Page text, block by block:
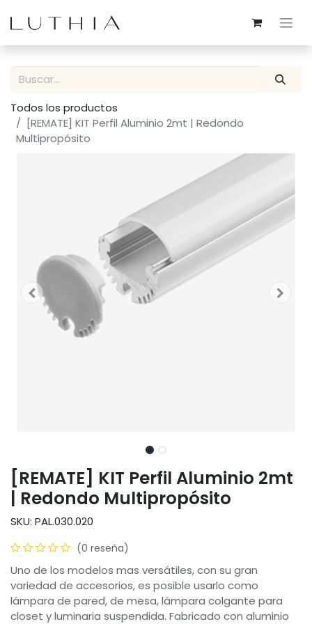
Todos los productos
[REMATE] KIT Perfil Aluminio 2mt | Redondo
Multipropósito
[REMATE] KIT Perfil Aluminio 2mt
| Redondo Multipropósito
SKU: PAL.030.020
(0 reseña)
Uno de los modelos mas versátiles, con su gran
variedad de accesorios, es posible usarlo como
lámpara de pared, de mesa, lámpara colgante para
closet y luminaria suspendida. Fabricado con aluminio